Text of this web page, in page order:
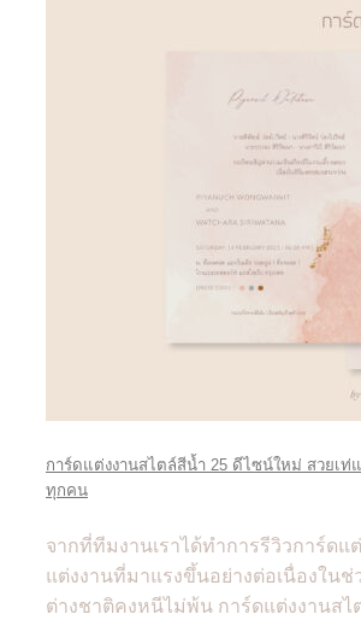
การ์ดแต่งงานสไตล์สีน้ำ 25 ดีไซน์ใหม่ สวยเท่
ทุกคน
จากที่ทีมงานเราได้ทำการรีวิวการ์ด
แต่งงานที่มาแรงขึ้นอย่างต่อเนื่องใน
ต่างชาติคงหนีไม่พ้น การ์ดแต่งงานสไ